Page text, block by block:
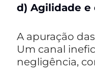
d) Agilidade e
A apuração
Um canal
negligência,